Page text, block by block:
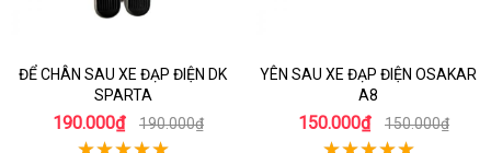
ĐỂ CHÂN SAU XE ĐẠP ĐIỆN DK
SPARTA
190.000₫ 190.000₫
YÊN SAU XE ĐẠP ĐIỆN OSAKAR
A8
150.000₫ 150.000₫